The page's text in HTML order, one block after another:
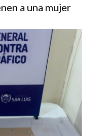
a una mujer